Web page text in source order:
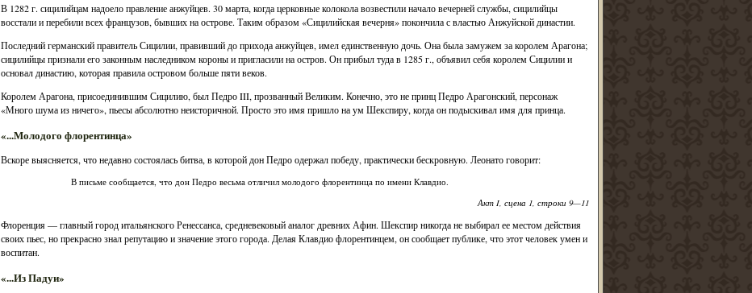
В 1282 г. сицилийцам надоело правление анжуйцев. 30 марта, когда церковные колокола возвестили начало вечерней службы, сицилийцы
восстали и перебили всех французов, бывших на острове. Таким образом «Сицилийская вечерня» покончила с властью Анжуйской династии.
Последний германский правитель Сицилии, правивший до прихода анжуйцев, имел единственную дочь. Она была замужем за королем Арагона;
сицилийцы признали его законным наследником короны и пригласили на остров. Он прибыл туда в 1285 г., объявил себя королем Сицилии и
основал династию, которая правила островом больше пяти веков.
Королем Арагона, присоединившим Сицилию, был Педро III, прозванный Великим. Конечно, это не принц Педро Арагонский, персонаж
«Много шума из ничего», пьесы абсолютно неисторичной. Просто это имя пришло на ум Шекспиру, когда он подыскивал имя для принца.
«...Молодого флорентинца»
Вскоре выясняется, что недавно состоялась битва, в которой дон Педро одержал победу, практически бескровную. Леонато говорит:
В письме сообщается, что дон Педро весьма отличил молодого флорентинца по имени Клавдио.
Акт I, сцена 1, строки 9—11
Флоренция — главный город итальянского Ренессанса, средневековый аналог древних Афин. Шекспир никогда не выбирал ее местом действия
своих пьес, но прекрасно знал репутацию и значение этого города. Делая Клавдио флорентинцем, он сообщает публике, что этот человек умен и
воспитан.
«...Из Падуи»